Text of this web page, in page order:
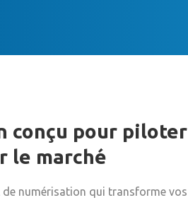
conçu pour piloter
le marché
de numérisation qui transforme vos